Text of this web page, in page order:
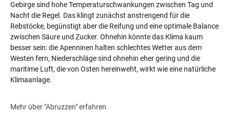
Gebirge sind hohe Temperaturschwankungen zwischen Tag und
Nacht die Regel. Das klingt zunächst anstrengend für die
Rebstöcke, begünstigt aber die Reifung und eine optimale Balance
zwischen Säure und Zucker. Ohnehin könnte das Klima kaum
besser sein: die Apenninen halten schlechtes Wetter aus dem
Westen fern, Niederschläge sind ohnehin eher gering und die
maritime Luft, die von Osten hereinweht, wirkt wie eine natürliche
Klimaanlage.
Mehr über "Abruzzen" erfahren